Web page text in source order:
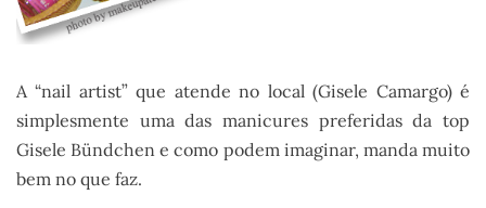
A “nail artist” que atende no local (Gisele Camargo) é
simplesmente uma das manicures preferidas da top
Gisele Bündchen e como podem imaginar, manda muito
bem no que faz.